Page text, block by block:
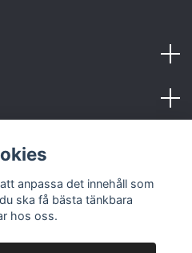
anpassa det innehåll som
ska få bästa tänkbara
hos oss.